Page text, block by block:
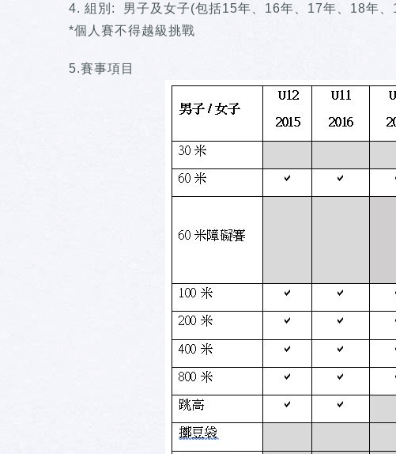
4. 組別: 男子及女子(包括15年、16年、17年、18年
*個人賽不得越級挑戰
5.賽事項目